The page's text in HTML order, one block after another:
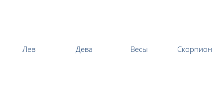
Лев Дева Весы Скорпион